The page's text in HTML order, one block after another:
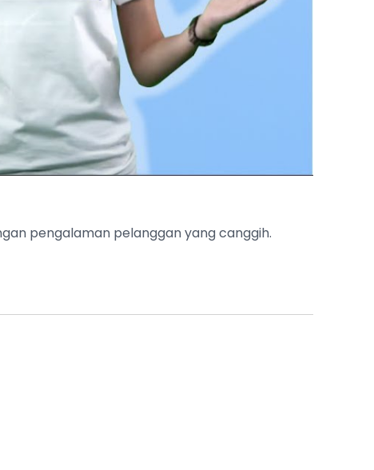
pengalaman pelanggan yang canggih.